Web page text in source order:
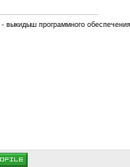
выкидыш программного